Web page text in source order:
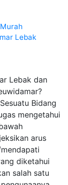
Lebak
Lebak dan
Bidang
mengetahui
arus
diketahui
salah satu